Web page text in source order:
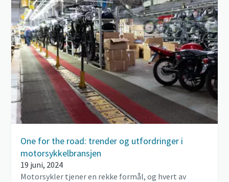
One for the road: trender og utfordringer i
motorsykkelbransjen
19 juni, 2024
Motorsykler tjener en rekke formål, og hvert av